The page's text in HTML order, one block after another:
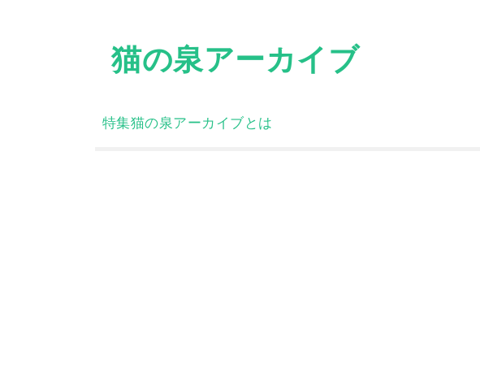
猫の泉アーカイブ
特集猫の泉アーカイブとは